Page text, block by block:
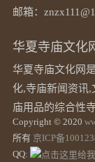
邮箱：
华夏寺庙文化
华夏寺庙文化网
化,寺庙新闻资讯
庙用品的综合性
Copyright © 2020
所有 京ICP备
QQ: